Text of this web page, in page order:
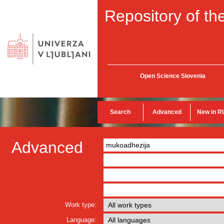
Repository of
Open Science Slovenia
Search Advanced New in
Advanced
Work type:
Language: